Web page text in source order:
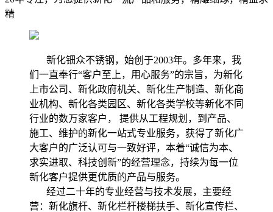
精
新化钿众不锈钢，始创于2003年。多年来，我
们一直奉行“客户至上，用心服务”的宗旨，为新化
上市公司、新化政府机关、新化生产制造、新化商
业机构、新化各类园区、新化各类学校等新化不同
行业的数万家客户， 提供从工程规划，到产品、
施工、维护的新化一站式专业服务，获得了新化广
大客户的广泛认可与一致好评，本着“诚信为本、
求实进取、科技创新”的经营理念，持续为每一位
新化客户提供更优质的产品与服务。
经过二十年的专业经营与技术发展，主要经
营：新化旗杆、新化栏杆楼梯扶手、新化宣传栏、